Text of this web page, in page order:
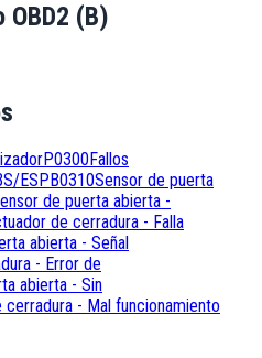
(B)
P0300 Fallos
ESP B0310Sensor de puerta
de puerta abierta -
de cerradura - Falla
abierta - Señal
- Error de
abierta - Sin
- Mal funcionamiento